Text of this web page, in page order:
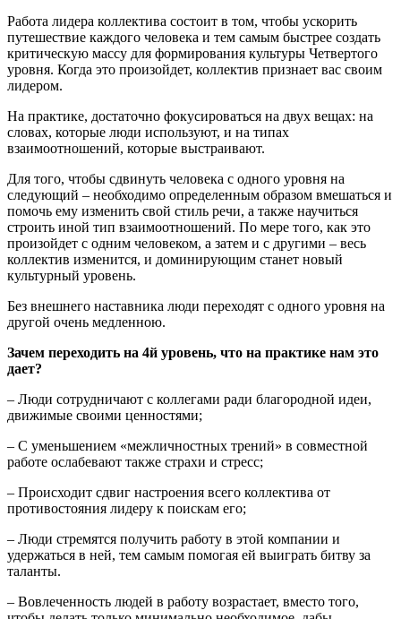
Работа лидера коллектива состоит в том, чтобы ускорить
путешествие каждого человека и тем самым быстрее создать
критическую массу для формирования культуры Четвертого
уровня. Когда это произойдет, коллектив признает вас своим
лидером.
На практике, достаточно фокусироваться на двух вещах: на
словах, которые люди используют, и на типах
взаимоотношений, которые выстраивают.
Для того, чтобы сдвинуть человека с одного уровня на
следующий – необходимо определенным образом вмешаться и
помочь ему изменить свой стиль речи, а также научиться
строить иной тип взаимоотношений. По мере того, как это
произойдет с одним человеком, а затем и с другими – весь
коллектив изменится, и доминирующим станет новый
культурный уровень.
Без внешнего наставника люди переходят с одного уровня на
другой очень медленною.
Зачем переходить на 4й уровень, что на практике нам это
дает?
– Люди сотрудничают с коллегами ради благородной идеи,
движимые своими ценностями;
– С уменьшением «межличностных трений» в совместной
работе ослабевают также страхи и стресс;
– Происходит сдвиг настроения всего коллектива от
противостояния лидеру к поискам его;
– Люди стремятся получить работу в этой компании и
удержаться в ней, тем самым помогая ей выиграть битву за
таланты.
– Вовлеченность людей в работу возрастает, вместо того,